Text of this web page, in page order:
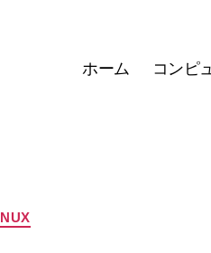
ホーム コンピ
カ
テ